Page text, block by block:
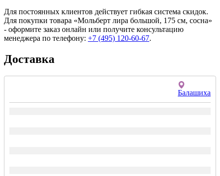
Для постоянных клиентов действует гибкая система скидок.
Для покупки товара «Мольберт лира большой, 175 см, сосна»
- оформите заказ онлайн или получите консультацию
менеджера по телефону: +7 (495) 120-60-67.
Доставка
Балашиха